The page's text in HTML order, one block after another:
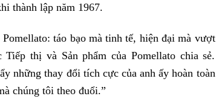
thành lập năm 1967.
táo bạo mà tinh tế, hiện đại mà vượt
thị và Sản phẩm của Pomellato chia sẻ.
những thay đổi tích cực của anh ấy hoàn toàn
chúng tôi theo đuổi.”